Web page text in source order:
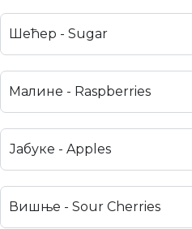
Шећер - Sugar
Малине - Raspberries
Јабуке - Apples
Вишње - Sour Cherries